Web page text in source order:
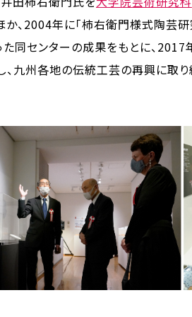
か、2004年に「柿右衛門様式陶芸
同センターの成果をもとに、
九州各地の伝統工芸の再興に取り